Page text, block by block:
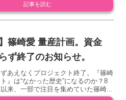
記事を読む
】篠崎愛 量産計画。資金
ず終了のお知らせ。
あえなくプロジェクト終了。『篠崎
』は“なかった歴史”になるのか？8
来、一部で注目を集めていた篠崎...